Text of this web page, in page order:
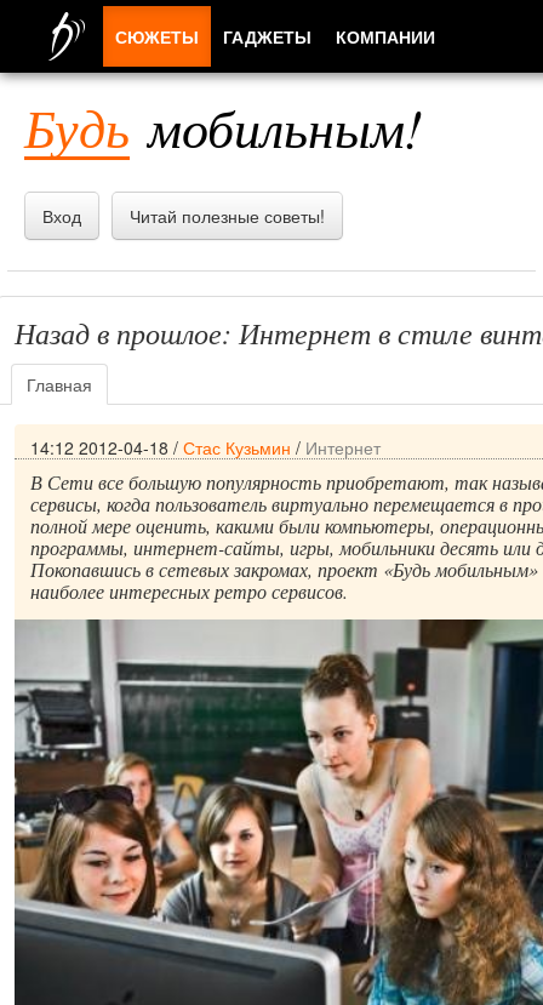
Будь мобильным!
Вход Читай полезные советы!
Назад в прошлое: Интернет в стиле
Главная
14:12 2012-04-18 / Стас Кузьмин / Интернет
В Сети все большую популярность приобретают, так
сервисы, когда пользователь виртуально перемещается в
полной мере оценить, какими были компьютеры,
программы, интернет-сайты, игры, мобильники десять или
Покопавшись в сетевых закромах, проект «Будь мобильным»
наиболее интересных ретро сервисов.
СЮЖЕТЫ ГАДЖЕТЫ КОМПАНИИ
ПРИЛОЖЕНИЯ